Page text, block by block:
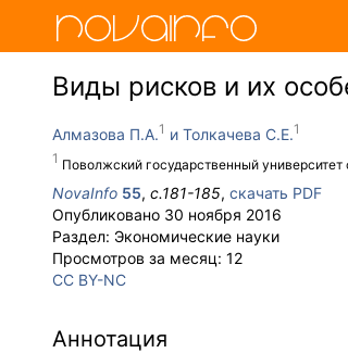
Виды рисков и их
Алмазова П.А.
Поволжский государственный университет
Толкачева С.Е.
NovaInfo 55, с.181-185, скачать PDF
Опубликовано 30 ноября 2016
Раздел: Экономические науки
Просмотров за месяц: 12
CC BY-NC
Аннотация